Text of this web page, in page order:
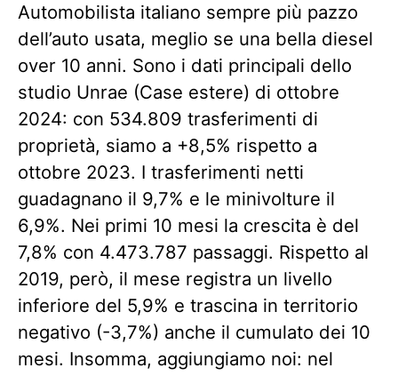
Automobilista italiano sempre più pazzo
dell’auto usata, meglio se una bella diesel
over 10 anni. Sono i dati principali dello
studio Unrae (Case estere) di ottobre
2024: con 534.809 trasferimenti di
proprietà, siamo a +8,5% rispetto a
ottobre 2023. I trasferimenti netti
guadagnano il 9,7% e le minivolture il
6,9%. Nei primi 10 mesi la crescita è del
7,8% con 4.473.787 passaggi. Rispetto al
2019, però, il mese registra un livello
inferiore del 5,9% e trascina in territorio
negativo (-3,7%) anche il cumulato dei 10
mesi. Insomma, aggiungiamo noi: nel